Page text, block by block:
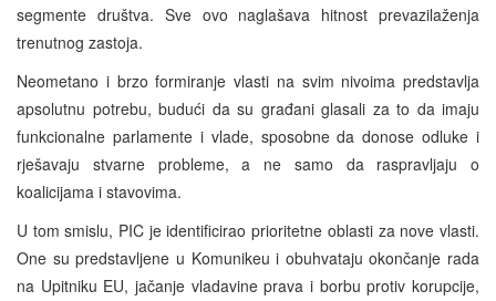
segmente društva. Sve ovo naglašava hitnost prevazilaženja
trenutnog zastoja.
Neometano i brzo formiranje vlasti na svim nivoima predstavlja
apsolutnu potrebu, budući da su građani glasali za to da imaju
funkcionalne parlamente i vlade, sposobne da donose odluke i
rješavaju stvarne probleme, a ne samo da raspravljaju o
koalicijama i stavovima.
U tom smislu, PIC je identificirao prioritetne oblasti za nove vlasti.
One su predstavljene u Komunikeu i obuhvataju okončanje rada
na Upitniku EU, jačanje vladavine prava i borbu protiv korupcije,